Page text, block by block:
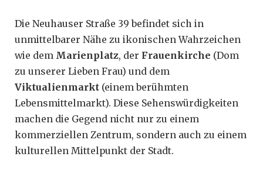
Die Neuhauser Straße 39 befindet sich in
unmittelbarer Nähe zu ikonischen Wahrzeichen
wie dem Marienplatz, der Frauenkirche (Dom
zu unserer Lieben Frau) und dem
Viktualienmarkt (einem berühmten
Lebensmittelmarkt). Diese Sehenswürdigkeiten
machen die Gegend nicht nur zu einem
kommerziellen Zentrum, sondern auch zu einem
kulturellen Mittelpunkt der Stadt.